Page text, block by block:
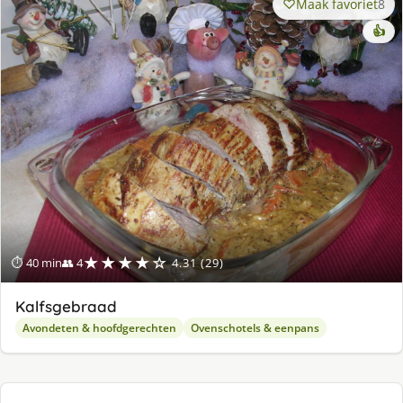
⏱ 40 min👥 4★★★★☆ 4.31 (29)
Maak favoriet8
👍
Kalfsgebraad
Avondeten & hoofdgerechten Ovenschotels & eenpans